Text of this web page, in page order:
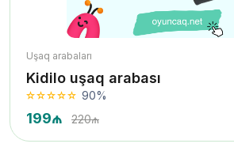
Uşaq arabaları
Kidilo uşaq arabası
90%
199₼ 220₼